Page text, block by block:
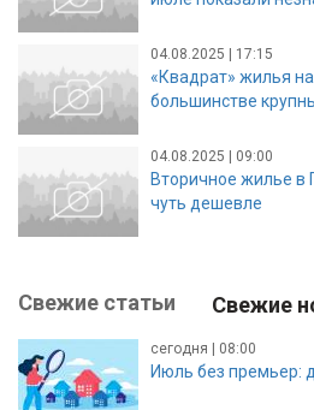
04.08.2025 | 17:15
«Квадрат» жилья
большинстве
04.08.2025 | 09:00
Вторичное жилье в
чуть дешевле
Свежие статьи Свежие
сегодня | 08:00
Июль без премьер: